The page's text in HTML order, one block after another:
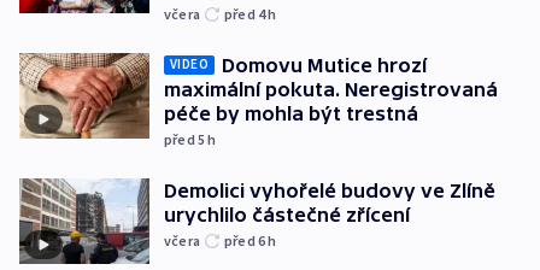
včera před 4h
VIDEO
Domovu Mutice hrozí
maximální pokuta. Neregistrovaná
péče by mohla být trestná
před 5h
Demolici vyhořelé budovy ve Zlíně
urychlilo částečné zřícení
včera před 6h